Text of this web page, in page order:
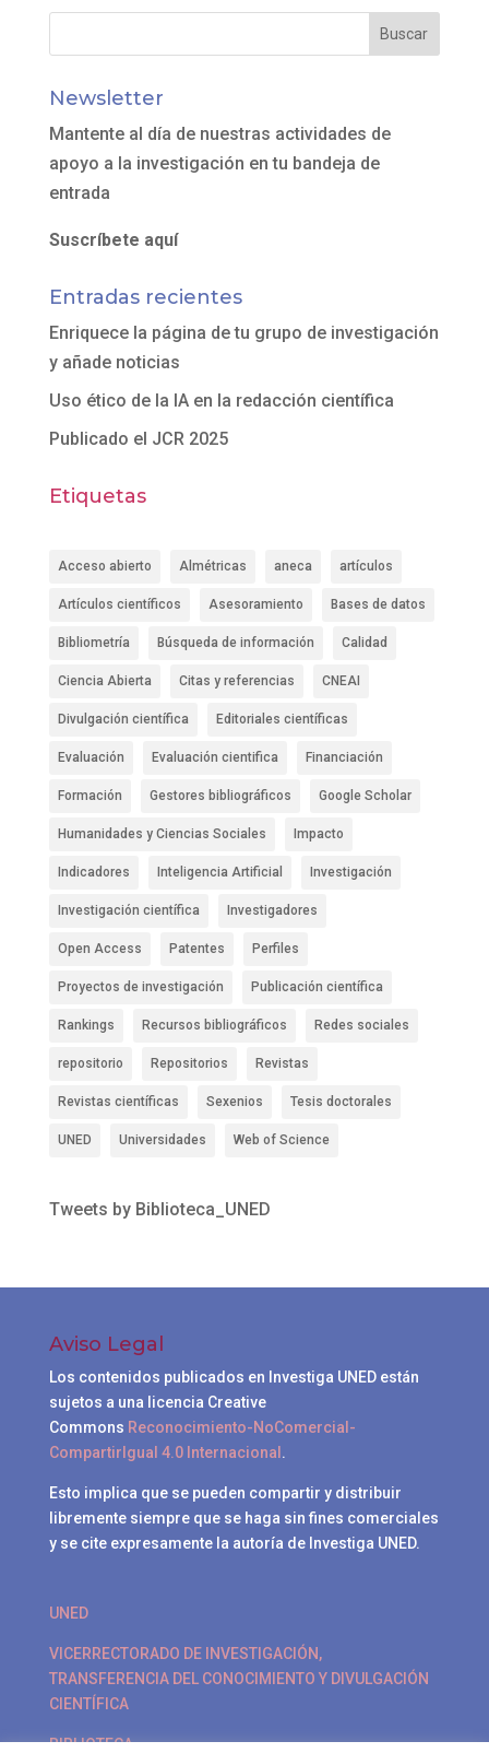
Newsletter
Mantente al día de nuestras actividades de
apoyo a la investigación en tu bandeja de
entrada
Suscríbete aquí
Entradas recientes
Enriquece la página de tu grupo de investigación
y añade noticias
Uso ético de la IA en la redacción científica
Publicado el JCR 2025
Etiquetas
Acceso abierto Almétricas aneca artículos
Artículos científicos Asesoramiento Bases de datos
Bibliometría Búsqueda de información Calidad
Ciencia Abierta Citas y referencias CNEAI
Divulgación científica Editoriales científicas
Evaluación Evaluación cientifica Financiación
Formación Gestores bibliográficos Google Scholar
Humanidades y Ciencias Sociales Impacto
Indicadores Inteligencia Artificial Investigación
Investigación científica Investigadores
Open Access Patentes Perfiles
Proyectos de investigación Publicación científica
Rankings Recursos bibliográficos Redes sociales
repositorio Repositorios Revistas
Revistas científicas Sexenios Tesis doctorales
UNED Universidades Web of Science
Tweets by Biblioteca_UNED
Aviso Legal
Los contenidos publicados en Investiga UNED están
sujetos a una licencia Creative
Commons Reconocimiento-NoComercial-
CompartirIgual 4.0 Internacional .
Esto implica que se pueden compartir y distribuir
libremente siempre que se haga sin fines comerciales
y se cite expresamente la autoría de Investiga UNED.
UNED
VICERRECTORADO DE INVESTIGACIÓN,
TRANSFERENCIA DEL CONOCIMIENTO Y DIVULGACIÓN
CIENTÍFICA
BIBLIOTECA